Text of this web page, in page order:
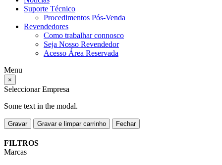
Suporte Técnico
Procedimentos Pós-Venda
Revendedores
Como trabalhar connosco
Seja Nosso Revendedor
Acesso Área Reservada
Menu
×
Seleccionar Empresa
Some text in the modal.
Gravar Gravar e limpar carrinho Fechar
FILTROS
Marcas